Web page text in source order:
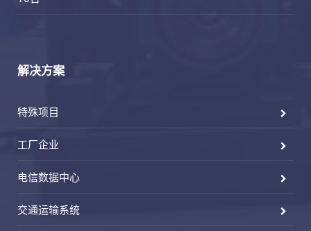
解决方案
特殊项目
工厂企业
电信数据中心
交通运输系统